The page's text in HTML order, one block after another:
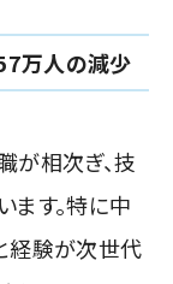
万人の減少
が相次ぎ、技
す。特に中
経験が次世代